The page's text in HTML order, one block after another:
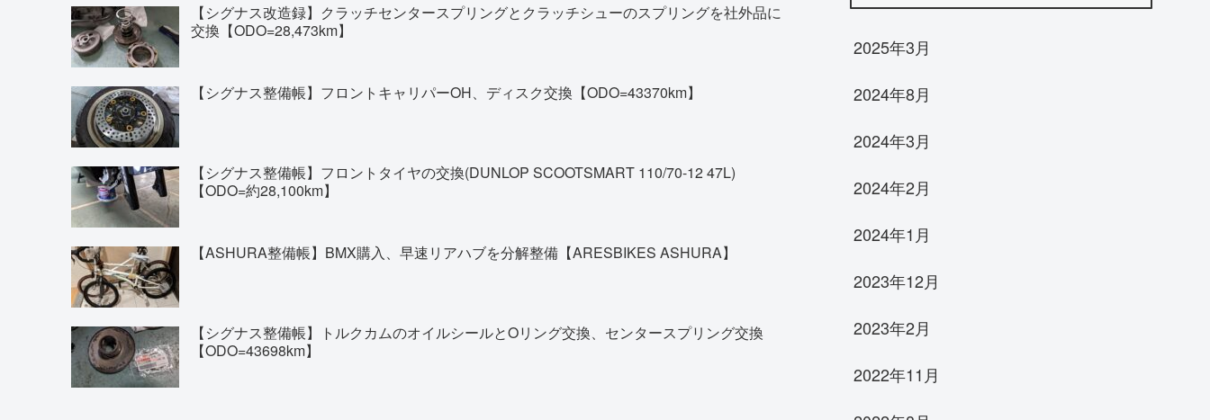
【シグナス改造録】クラッチセンタースプリングとクラッチシューのスプリングを社外品に
交換【ODO=28,473km】
【シグナス整備帳】フロントキャリパーOH、ディスク交換【ODO=43370km】
【シグナス整備帳】フロントタイヤの交換(DUNLOP SCOOTSMART 110/70-12 47L)
【ODO=約28,100km】
【ASHURA整備帳】BMX購入、早速リアハブを分解整備【ARESBIKES ASHURA】
【シグナス整備帳】トルクカムのオイルシールとOリング交換、センタースプリング交換
【ODO=43698km】
2025年3月
2024年8月
2024年3月
2024年2月
2024年1月
2023年12月
2023年2月
2022年11月